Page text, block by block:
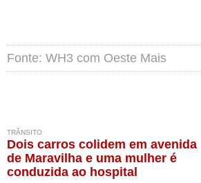
Fonte: WH3 com Oeste Mais
TRÂNSITO
Dois carros colidem em avenida
de Maravilha e uma mulher é
conduzida ao hospital